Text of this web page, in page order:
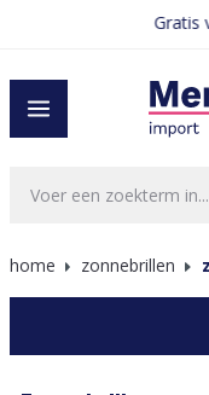
Gratis
home zonnebrillen